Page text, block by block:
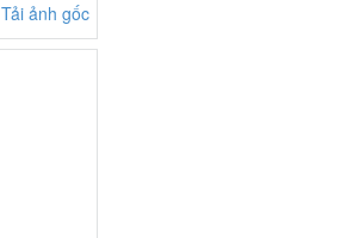
Tải ảnh gốc